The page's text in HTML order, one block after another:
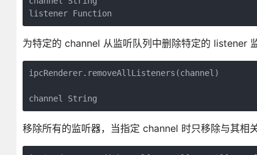
listener Function
为特定的 channel 从监听队列中删除特定的 listener 监
ipcRenderer.removeAllListeners(channel)
channel String
移除所有的监听器，当指定 channel 时只移除与其相